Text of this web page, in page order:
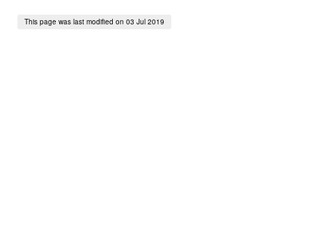
This page was last modified on 03 Jul 2019